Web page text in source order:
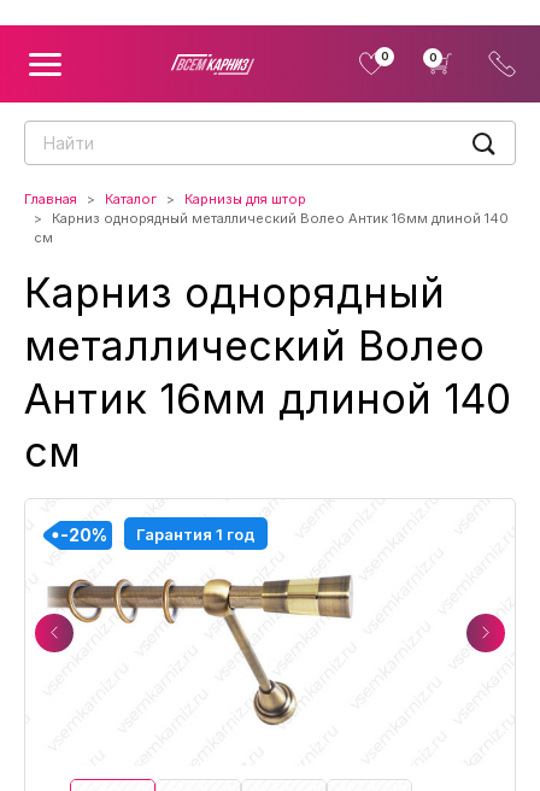
0 0
Главная Каталог
Карнизы для штор
Карниз однорядный металлический Волео Антик 16мм длиной 140
см
Карниз однорядный
металлический Волео
Антик 16мм длиной 140
см
Previous
-20% Гарантия 1 год
-20%
-20%
-20%
Next